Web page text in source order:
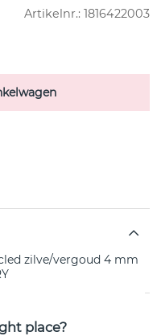
Artikelnr.: 1816422003
zilve/vergoud 4 mm
place?